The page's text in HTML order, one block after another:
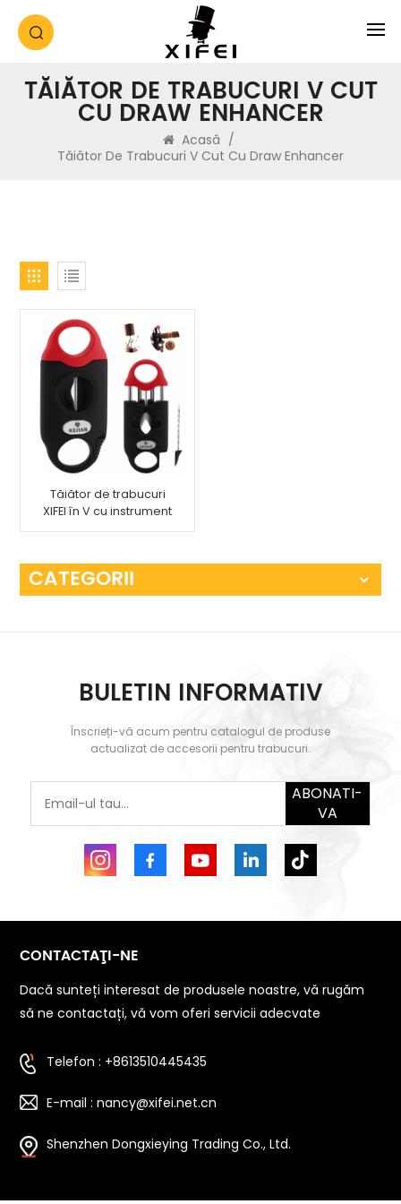
TĂIĂTOR DE TRABUCURI V CUT
CU DRAW ENHANCER
Acasă /
Tăiător De Trabucuri V Cut Cu Draw Enhancer
Tăiător de trabucuri
XIFEI în V cu instrument
de îmbunătățire a
pentru trabucuri, tăiați
până la 55 de
trabucuri cu inel
CATEGORII
BULETIN INFORMATIV
Înscrieți-vă acum pentru catalogul de produse
actualizat de accesorii pentru trabucuri.
ABONATI-
VA
CONTACTAŢI-NE
Dacă sunteți interesat de produsele noastre, vă rugăm
să ne contactați, vă vom oferi servicii adecvate
Telefon : +8613510445435
E-mail : nancy@xifei.net.cn
Shenzhen Dongxieying Trading Co., Ltd.